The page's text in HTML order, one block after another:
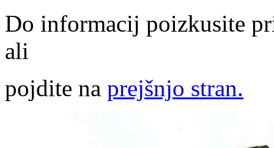
Do informacij poizkusite
ali
pojdite na prejšnjo stran.